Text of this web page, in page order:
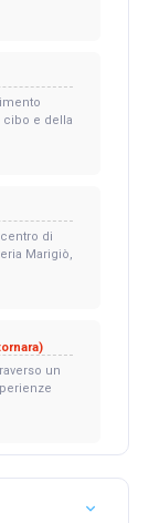
cibo e della
di
Marigiò,
un